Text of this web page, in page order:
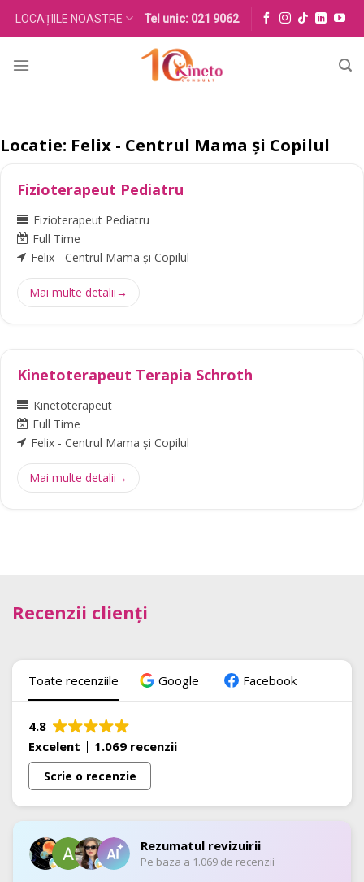
LOCAȚIILE NOASTRE Tel unic: 021 9062
Locatie: Felix - Centrul Mama și Copilul
Fizioterapeut Pediatru
Fizioterapeut Pediatru
Full Time
Felix - Centrul Mama și Copilul
Mai multe detalii
Kinetoterapeut Terapia Schroth
Kinetoterapeut
Full Time
Felix - Centrul Mama și Copilul
Mai multe detalii
Recenzii clienți
Toate recenziile Google Facebook
4.8
Excelent
1.069 recenzii
Scrie o recenzie
Rezumatul revizuirii
Pe baza a 1.069 de recenzii